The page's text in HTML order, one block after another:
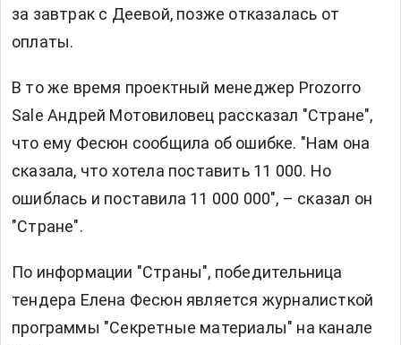
за завтрак с Деевой, позже отказалась от
оплаты.
В то же время проектный менеджер Prozorro
Sale Андрей Мотовиловец рассказал "Стране",
что ему Фесюн сообщила об ошибке. "Нам она
сказала, что хотела поставить 11 000. Но
ошиблась и поставила 11 000 000", – сказал он
"Стране".
По информации "Страны", победительница
тендера Елена Фесюн является журналисткой
программы "Секретные материалы" на канале